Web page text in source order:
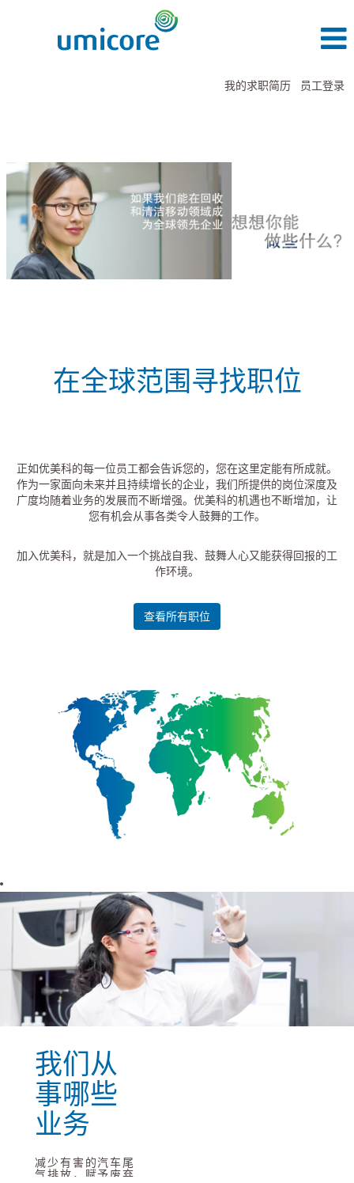
我的求职简历 员工登录
在全球范围寻找职位
正如优美科的每一位员工都会告诉您的，您在这里定能有所成就。
作为一家面向未来并且持续增长的企业，我们所提供的岗位深度及
广度均随着业务的发展而不断增强。优美科的机遇也不断增加，让
您有机会从事各类令人鼓舞的工作。
加入优美科，就是加入一个挑战自我、鼓舞人心又能获得回报的工
作环境。
查看所有职位
我们从
事哪些
业务
减少有害的汽车尾
气排放，赋予废弃